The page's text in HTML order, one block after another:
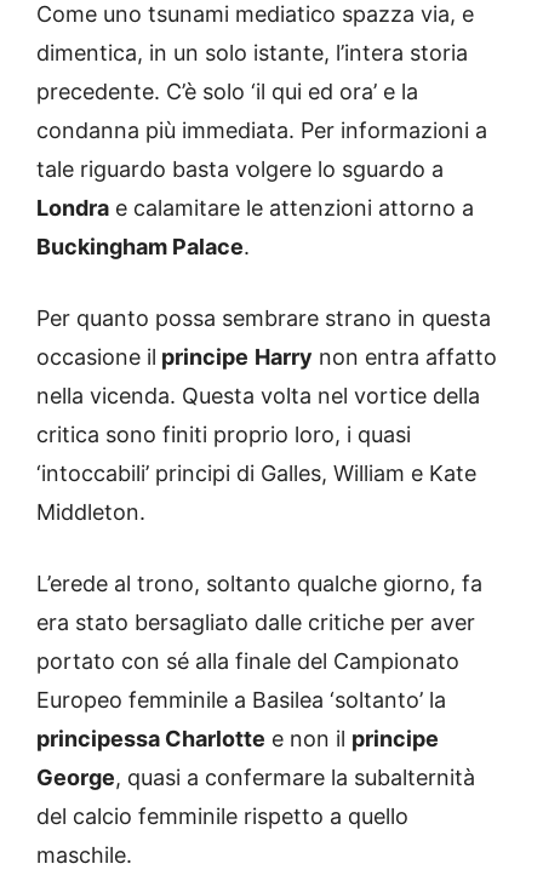
Come uno tsunami mediatico spazza via, e
dimentica, in un solo istante, l’intera storia
precedente. C’è solo ‘il qui ed ora’ e la
condanna più immediata. Per informazioni a
tale riguardo basta volgere lo sguardo a
Londra e calamitare le attenzioni attorno a
Buckingham Palace.
Per quanto possa sembrare strano in questa
occasione il principe Harry non entra affatto
nella vicenda. Questa volta nel vortice della
critica sono finiti proprio loro, i quasi
‘intoccabili’ principi di Galles, William e Kate
Middleton.
L’erede al trono, soltanto qualche giorno, fa
era stato bersagliato dalle critiche per aver
portato con sé alla finale del Campionato
Europeo femminile a Basilea ‘soltanto’ la
principessa Charlotte e non il principe
George, quasi a confermare la subalternità
del calcio femminile rispetto a quello
maschile.